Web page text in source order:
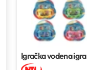
Igračka vodena igra
kom